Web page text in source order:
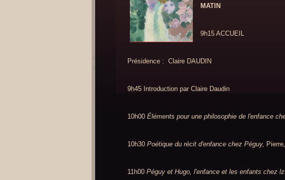
MATIN
9h15 ACCUEIL
Présidence : Claire DAUDIN
9h45 Introduction par Claire Daudin
10h00 Éléments pour une philosophie de l'enfance
10h30 Poétique du récit d'enfance chez Péguy, Pierre
11h00 Péguy et Hugo, l'enfance et les enfants chez